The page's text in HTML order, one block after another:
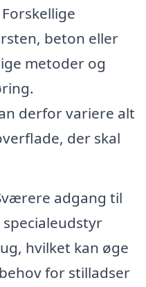
Forskellige
beton eller
metoder og
derfor variere alt
der skal
adgang til
hvilket kan øge
for stilladser